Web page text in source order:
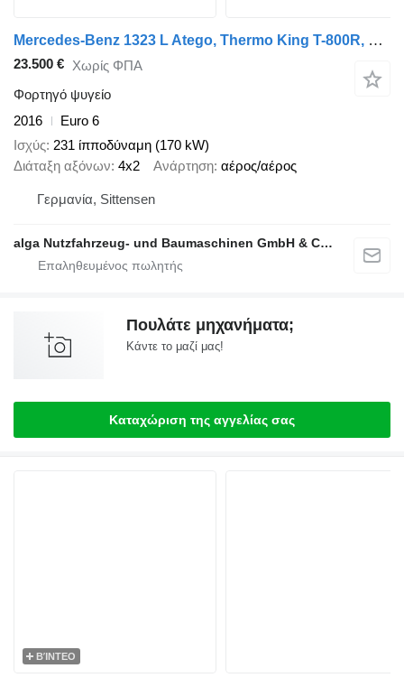
Mercedes-Benz 1323 L Atego, Thermo King T-800R, LBW, Trennwand
23.500 € Χωρίς ΦΠΑ
Φορτηγό ψυγείο
2016
Euro 6
Ισχύς 231 ίπποδύναμη (170 kW)
Διάταξη αξόνων 4x2 Ανάρτηση αέρος/αέρος
Γερμανία, Sittensen
alga Nutzfahrzeug- und Baumaschinen GmbH & Co. KG
Πουλάτε μηχανήματα;
Κάντε το μαζί μας!
Καταχώριση της αγγελίας σας
ΒΊΝΤΕΟ